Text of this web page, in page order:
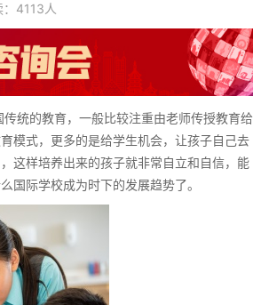
4113人
传统的教育，一般比较注重由老师传授教育给
模式，更多的是给学生机会，让孩子自己去
这样培养出来的孩子就非常自立和自信，能
国际学校成为时下的发展趋势了。